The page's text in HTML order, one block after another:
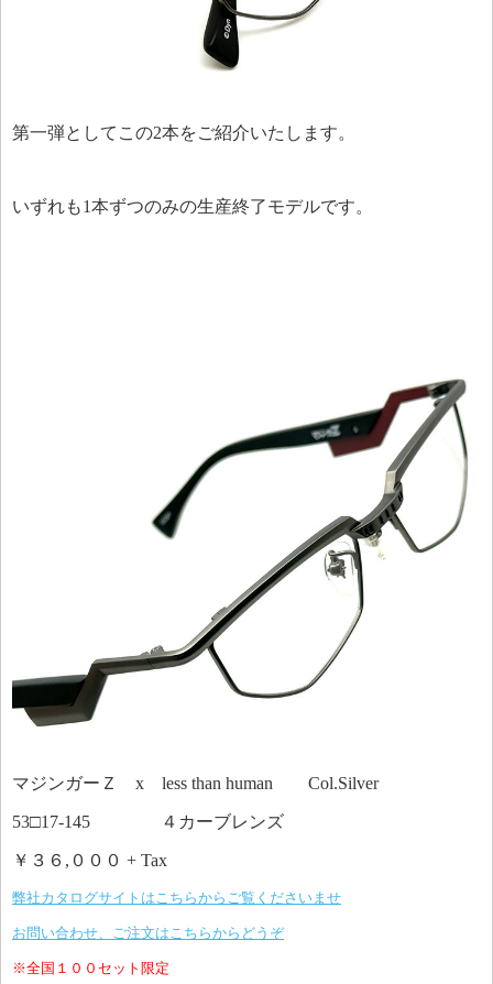
第一弾としてこの2本をご紹介いたします。
いずれも1本ずつのみの生産終了モデルです。
マジンガーＺ x less than human Col.Silver
53□17-145 ４カーブレンズ
￥３６,０００ + Tax
弊社カタログサイトはこちらからご覧くださいませ
お問い合わせ、ご注文はこちらからどうぞ
※全国１００セット限定